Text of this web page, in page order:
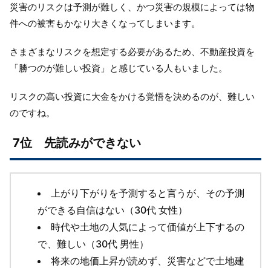
災害のリスクは予測が難しく、かつ災害の規模によっては物
件への被害もかなり大きくなってしまいます。
さまざまなリスクを想定する必要があるため、不動産投資を
「勝つのが難しい投資」と感じている人もいました。
リスクの高い投資に大金をかける覚悟を決めるのが、難しい
のですね。
7位 先読みができない
上がり下がりを予測すると言うが、その予測
ができる自信はない（30代 女性）
時代や土地の人気によって価値が上下するの
で、難しい（30代 男性）
将来の地価上昇が読めず、災害などで土地建